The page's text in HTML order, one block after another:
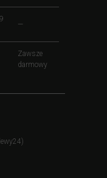
—
Zawsze
darmowy